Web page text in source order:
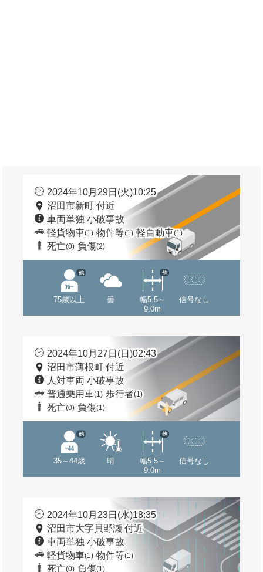
2024年10月29日(火)10:25
沼田市新町 付近
車両単独 小破事故
軽貨物車(1) 物件等(1) 軽自動車(1)
死亡(0) 負傷(2)
75歳以上
他
曇
幅5.5～
9.0m
他
信号なし
2024年10月27日(日)02:43
沼田市薄根町 付近
人対車両 小破事故
普通乗用車(1) 歩行者(1)
死亡(0) 負傷(1)
35～44歳
他
晴
幅5.5～
9.0m
他
信号なし
2024年10月23日(水)18:35
沼田市大字貝野瀬 付近
車両単独 小破事故
軽貨物車(1) 物件等(1)
死亡(0) 負傷(1)